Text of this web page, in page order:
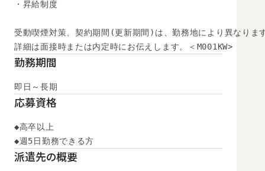
・昇給制度
受動喫煙対策、契約期間(更新期間)は、勤務地により異なりま
詳細は面接時または内定時にお伝えします。＜M001KW>
勤務期間
即日～長期
応募資格
◆高卒以上
◆週5日勤務できる方
派遣先の概要